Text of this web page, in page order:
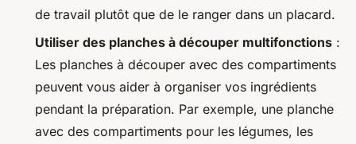
de travail plutôt que de le ranger dans un placard.
Utiliser des planches à découper multifonctions :
Les planches à découper avec des compartiments
peuvent vous aider à organiser vos ingrédients
pendant la préparation. Par exemple, une planche
avec des compartiments pour les légumes, les